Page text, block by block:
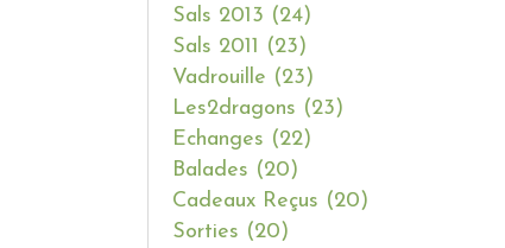
Sals 2013 (24)
Sals 2011
(23)
Vadrouille (23)
Les2dragons (23)
Echanges (22)
Balades (20)
Cadeaux Reçus (20)
Sorties (20)